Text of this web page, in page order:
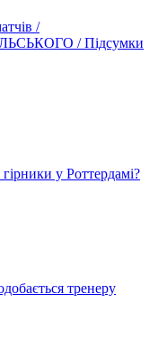
/
/ Підсумки
у Роттердамі?
тренеру